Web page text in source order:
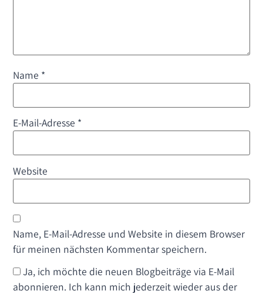
Name *
E-Mail-Adresse *
Website
Name, E-Mail-Adresse und Website in diesem Browser
für meinen nächsten Kommentar speichern.
Ja, ich möchte die neuen Blogbeiträge via E-Mail
abonnieren. Ich kann mich jederzeit wieder aus der